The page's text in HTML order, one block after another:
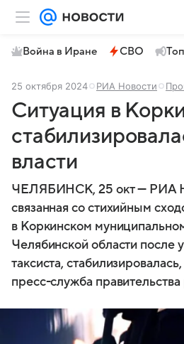
Война в Иране СВО
25 октября 2024 РИА Новости
Ситуация в
власти
ЧЕЛЯБИНСК, 25 окт — РИА
связанная со стихийным
в Коркинском
Челябинской области после
таксиста,
пресс-служба правительства